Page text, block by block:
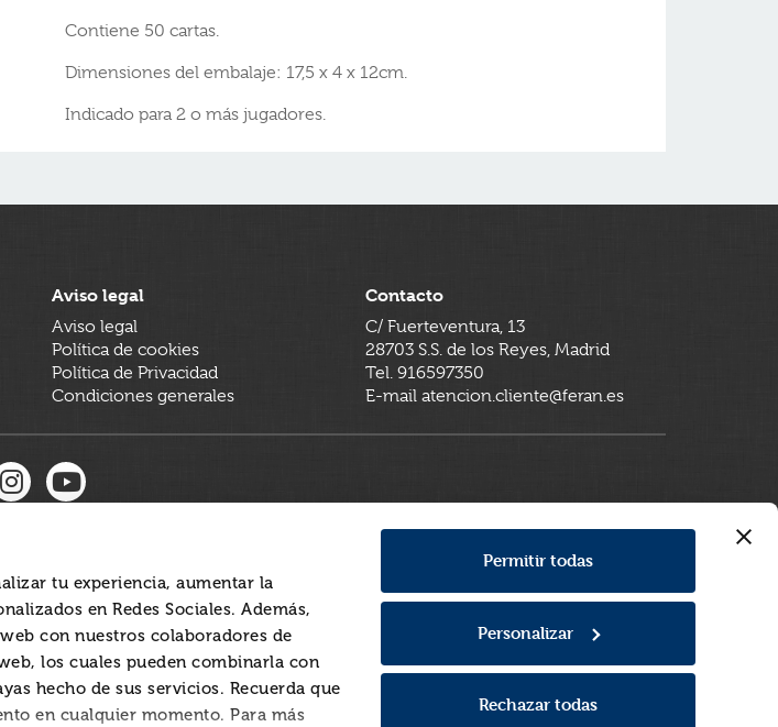
tu experiencia, aumentar la
en Redes Sociales. Además,
con nuestros colaboradores de
los cuales pueden combinarla con
hecho de sus servicios. Recuerda que
en cualquier momento. Para más
Permitir todas
Personalizar
Rechazar todas
Contiene 50 cartas.
Dimensiones del embalaje: 17,5 x 4 x 12cm.
Indicado para 2 o más jugadores.
Aviso legal
Aviso legal
Política de cookies
Política de Privacidad
Condiciones generales
Contacto
C/ Fuerteventura, 13
28703 S.S. de los Reyes, Madrid
Tel. 916597350
E-mail atencion.cliente@feran.es